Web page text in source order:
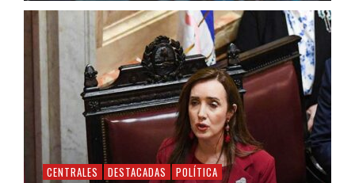
CENTRALES DESTACADAS POLÍTICA